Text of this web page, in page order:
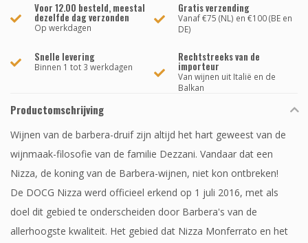
Voor 12.00 besteld, meestal
dezelfde dag verzonden
Op werkdagen
Gratis verzending
Vanaf €75 (NL) en €100 (BE en
DE)
Snelle levering
Binnen 1 tot 3 werkdagen
Rechtstreeks van de
importeur
Van wijnen uit Italië en de
Balkan
Productomschrijving
Wijnen van de barbera-druif zijn altijd het hart geweest van de
wijnmaak-filosofie van de familie Dezzani. Vandaar dat een
Nizza, de koning van de Barbera-wijnen, niet kon ontbreken!
De DOCG Nizza werd officieel erkend op 1 juli 2016, met als
doel dit gebied te onderscheiden door Barbera's van de
allerhoogste kwaliteit. Het gebied dat Nizza Monferrato en het